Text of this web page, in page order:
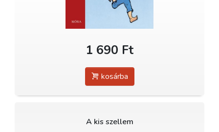
1 690 Ft
kosárba
A kis szellem